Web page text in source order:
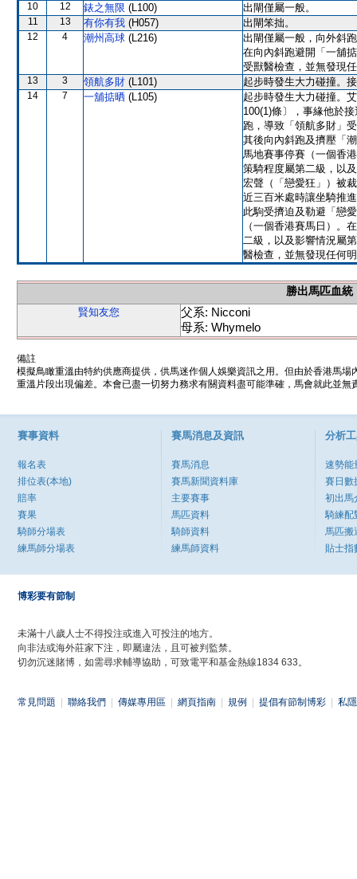
10 12 錶之無限 (L100) 出閘僅屬一般。
11 13 有你有我 (H057) 出閘笨拙。
12 4 潮州高球 (L216)
出閘僅屬一般，向外斜
在向內斜跑避開「一舖
受獸醫檢查，並無發現
13 3 領航多財 (L101) 起步時發生大力碰撞。
14 7 一舖掂晒 (L105)
起步時發生大力碰撞。
100(1)條〕，事緣他於
跑，導致「領航多財」
其後向內斜跑及擠壓「
馬地賽事停賽（一個香
策騎程度屬第二級，以
宏聲（「戀愛狂」）被
近三百米處時讓坐騎推
此駒受擠迫及勒避「戀
（一個香港賽馬日）。
二級，以及影響情況屬
醫檢查，並無發現任何
勝出馬匹血統
賢知友您
父系: Nicconi
母系: Whymelo
備註
模擬鳥瞰重溫由特約供應商提供，供馬迷作個人娛樂資訊之用。但由於香港馬
重溫片段出現偏差。本會已盡一切努力務求有關資料盡可能準確，馬會就此並
賽事資料
報名表
排位表(本地)
賠率
賽果
騎師分場表
練馬師分場表
賽馬消息及資訊
賽馬消息
賽馬新聞資料庫
主要賽事
馬匹資料
騎師資料
練馬師資料
分析
速勢能
賽日數
初出馬
騎練配
馬匹搬
貼士指
博彩要有節制
未滿十八歲人士不得投注或進入可投注的地方。
向非法或海外莊家下注，即屬違法，且可被判監禁。
切勿沉迷賭博，如需尋求輔導協助，可致電平和基金熱線1834 633。
常見問題 聯絡我們 傳媒專用區 網頁指南 規例 提倡有節制博彩 私